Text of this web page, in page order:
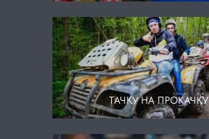
ТАЧКУ НА ПРОКАЧКУ